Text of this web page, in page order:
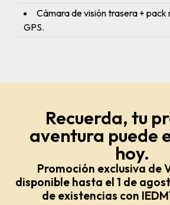
Cámara de visión trasera + pack
GPS.
Recuerda, tu
aventura puede
hoy.
Promoción exclusiva de
disponible hasta el 1 de
de existencias con